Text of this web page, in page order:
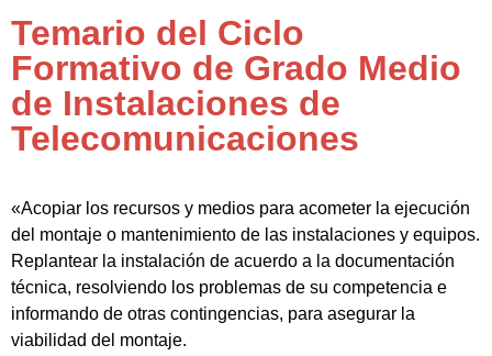
Temario del Ciclo
Formativo de Grado Medio
de Instalaciones de
Telecomunicaciones
«Acopiar los recursos y medios para acometer la ejecución
del montaje o mantenimiento de las instalaciones y equipos.
Replantear la instalación de acuerdo a la documentación
técnica, resolviendo los problemas de su competencia e
informando de otras contingencias, para asegurar la
viabilidad del montaje.